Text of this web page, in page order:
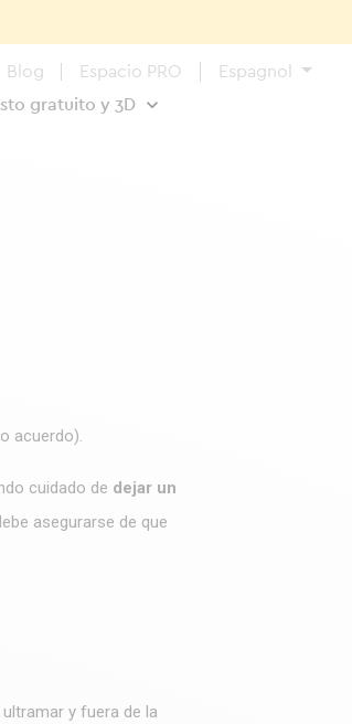
Blog Espacio PRO
Espagnol
gratuito y 3D
acuerdo).
cuidado de dejar un
asegurarse de que
y fuera de la